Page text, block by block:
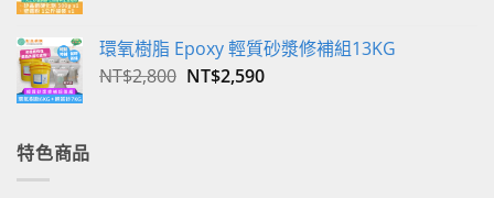
格：
NT$350。
格：
NT$340。
環氧樹脂 Epoxy 輕質砂漿修補組13KG
NT$2,800 原
NT$2,590目
特色商品